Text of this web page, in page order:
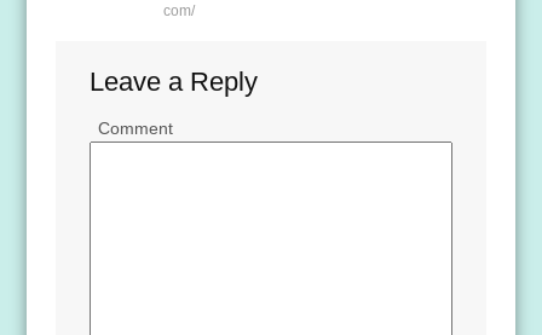
com/
Leave a Reply
Comment